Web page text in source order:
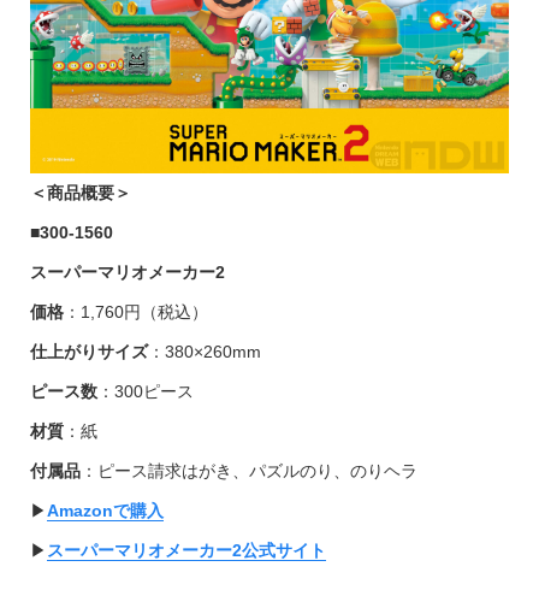
＜商品概要＞
■300-1560
スーパーマリオメーカー2
価格：1,760円（税込）
仕上がりサイズ：380×260mm
ピース数：300ピース
材質：紙
付属品：ピース請求はがき、パズルのり、のりヘラ
▶︎Amazonで購入
▶︎ スーパーマリオメーカー2公式サイト